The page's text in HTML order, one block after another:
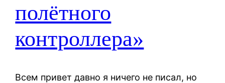
полётного
контроллера»
Всем привет давно я ничего не писал, но